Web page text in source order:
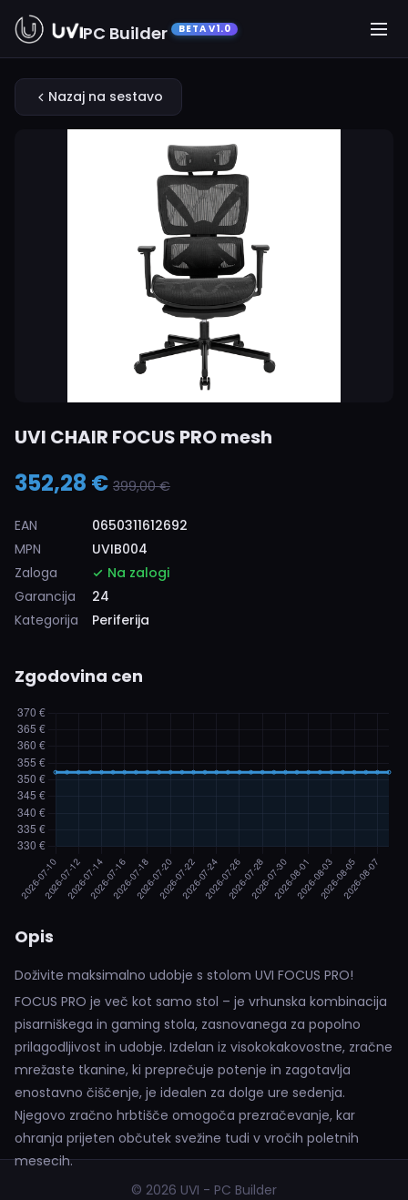
PC Builder BETA V1.0
Nazaj na sestavo
UVI CHAIR FOCUS PRO mesh
352,28 € 399,00 €
EAN
0650311612692
MPN
UVIB004
Zaloga
Na zalogi
Garancija
24
Kategorija
Periferija
Zgodovina cen
Opis
Doživite maksimalno udobje s stolom UVI FOCUS PRO!
FOCUS PRO je več kot samo stol – je vrhunska kombinacija
pisarniškega in gaming stola, zasnovanega za popolno
prilagodljivost in udobje. Izdelan iz visokokakovostne, zračne
mrežaste tkanine, ki preprečuje potenje in zagotavlja
enostavno čiščenje, je idealen za dolge ure sedenja.
Njegovo zračno hrbtišče omogoča prezračevanje, kar
ohranja prijeten občutek svežine tudi v vročih poletnih
mesecih.
© 2026 UVI - PC Builder